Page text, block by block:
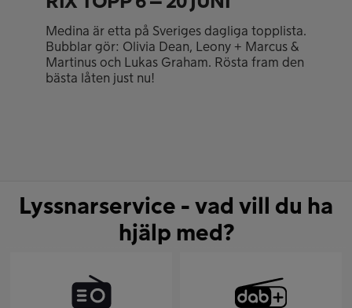
Medina är etta på Sveriges dagliga topplista.
Bubblar gör: Olivia Dean, Leony + Marcus &
Martinus och Lukas Graham. Rösta fram den
bästa låten just nu!
Lyssnarservice - vad vill du ha
hjälp med?